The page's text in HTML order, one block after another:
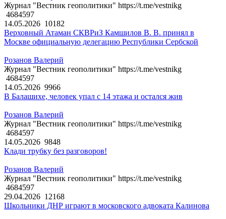
Журнал "Вестник геополитики" https://t.me/vestnikg
4684597
14.05.2026 10182
Верховный Атаман СКВРиЗ Камшилов В. В. принял в
Москве официальную делегацию Республики Сербской
Розанов Валерий
Журнал "Вестник геополитики" https://t.me/vestnikg
4684597
14.05.2026 9966
В Балашихе, человек упал с 14 этажа и остался жив
Розанов Валерий
Журнал "Вестник геополитики" https://t.me/vestnikg
4684597
14.05.2026 9848
Клади трубку без разговоров!
Розанов Валерий
Журнал "Вестник геополитики" https://t.me/vestnikg
4684597
29.04.2026 12168
Школьники ДНР играют в московского адвоката Калинова